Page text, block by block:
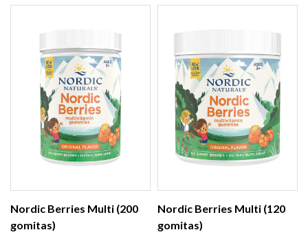
Nordic Berries Multi (200
gomitas)
Nordic Berries Multi (120
gomitas)